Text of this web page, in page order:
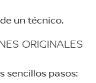
un técnico.
ORIGINALES
sencillos pasos: